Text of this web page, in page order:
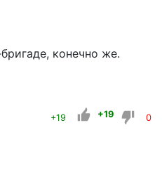
конечно же.
+19 +19 0